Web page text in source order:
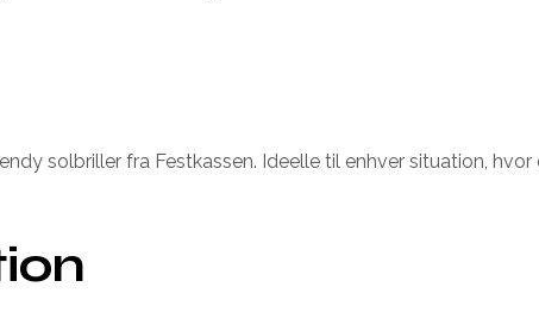
solbriller fra Festkassen. Ideelle til enhver situation,